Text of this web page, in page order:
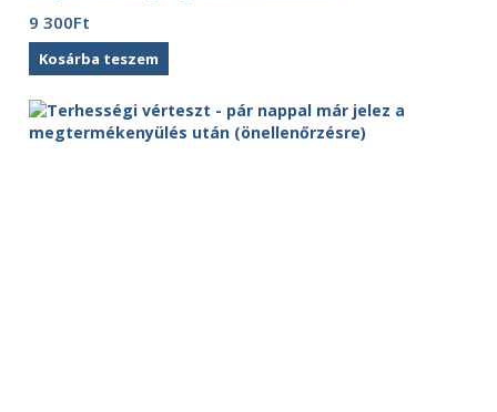
9 300Ft
Kosárba teszem